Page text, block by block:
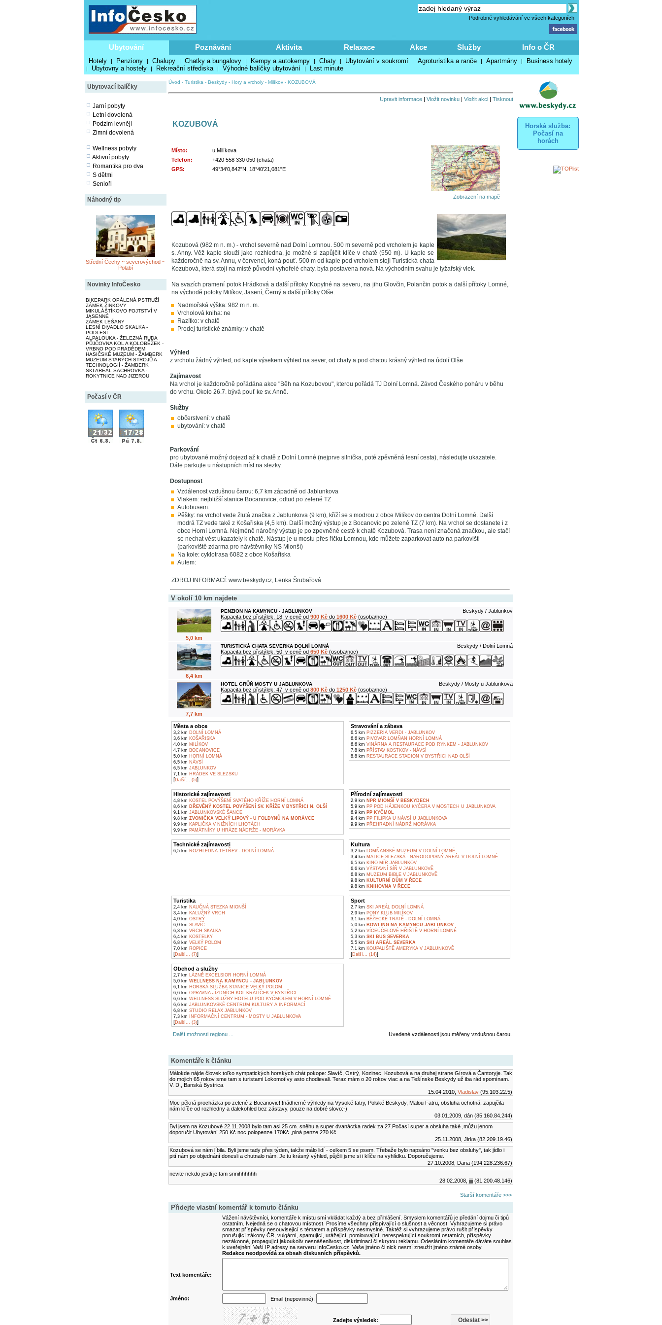
Podrobné vyhledávání ve všech kategoriích
Ubytování Poznávání Aktivita Relaxace Akce Služby Info o ČR
Hotely | Penziony | Chalupy | Chatky a bungalovy | Kempy a autokempy | Chaty | Ubytování v soukromí | Agroturistika a ranče | Apartmány | Business hotely
| Ubytovny a hostely | Rekreační střediska | Výhodné balíčky ubytování | Last minute
Ubytovací balíčky
Jarní pobyty
Letní dovolená
Podzim levněji
Zimní dovolená
Wellness pobyty
Aktivní pobyty
Romantika pro dva
S dětmi
Senioři
Náhodný tip
Střední Čechy ~ severovýchod ~
Polabí
Novinky InfoČesko
BIKEPARK OPÁLENÁ PSTRUŽÍ
ZÁMEK ŽINKOVY
MIKULÁŠTÍKOVO FOJTSTVÍ V
JASENNÉ
ZÁMEK LEŠANY
LESNÍ DIVADLO SKALKA -
PODLESÍ
ALPALOUKA - ŽELEZNÁ RUDA
PŮJČOVNA KOL A KOLOBĚŽEK -
VRBNO POD PRADĚDEM
HASIČSKÉ MUZEUM - ŽAMBERK
MUZEUM STARÝCH STROJŮ A
TECHNOLOGIÍ - ŽAMBERK
SKI AREÁL SACHROVKA -
ROKYTNICE NAD JIZEROU
Počasí v ČR
Úvod - Turistika - Beskydy- Hory a vrcholy- Milíkov- KOZUBOVÁ
Upravit informace| Vložit novinku| Vložit akci| Tisknout
KOZUBOVÁ
Místo:
u Milíkova
Telefon:
+420 558 330 050 (chata)
GPS:
49°34'0,842"N, 18°40'21,081"E
Zobrazení na mapě
Kozubová (982 m n. m.) - vrchol severně nad Dolní Lomnou. 500 m severně pod vrcholem je kaple
s. Anny. Věž kaple slouží jako rozhledna, je možné si zapůjčit klíče v chatě (550 m). U kaple se
každoročně na sv. Annu, v červenci, koná pouť. 500 m od kaple pod vrcholem stojí Turistická chata
Kozubová, která stojí na místě původní vyhořelé chaty, byla postavena nová. Na východním svahu je lyžařský vlek.
Na svazích pramení potok Hrádková a další přítoky Kopytné na severu, na jihu Glovčin, Polančin potok a další přítoky Lomné,
na východě potoky Milíkov, Jasení, Černý a další přítoky Olše.
Nadmořská výška: 982 m n. m.
Vrcholová kniha: ne
Razítko: v chatě
Prodej turistické známky: v chatě
Výhled
z vrcholu žádný výhled, od kaple výsekem výhled na sever, od chaty a pod chatou krásný výhled na údolí Olše
Zajímavost
Na vrchol je každoročně pořádána akce "Běh na Kozubovou", kterou pořádá TJ Dolní Lomná. Závod Českého poháru v běhu
do vrchu. Okolo 26.7. bývá pouť ke sv. Anně.
Služby
občerstvení: v chatě
ubytování: v chatě
Parkování
pro ubytované možný dojezd až k chatě z Dolní Lomné (nejprve silnička, poté zpěvněná lesní cesta), následujte ukazatele.
Dále parkujte u nástupních míst na stezky.
Dostupnost
Vzdálenost vzdušnou čarou: 6,7 km západně od Jablunkova
Vlakem: nejbližší stanice Bocanovice, odtud po zelené TZ
Autobusem:
Pěšky: na vrchol vede žlutá značka z Jablunkova (9 km), kříží se s modrou z obce Milíkov do centra Dolní Lomné. Další
modrá TZ vede také z Košařiska (4,5 km). Další možný výstup je z Bocanovic po zelené TZ (7 km). Na vrchol se dostanete i z
obce Horní Lomná. Nejméně náročný výstup je po zpevněné cestě k chatě Kozubová. Trasa není značená značkou, ale stačí
se nechat vést ukazately k chatě. Nástup je u mostu přes říčku Lomnou, kde můžete zaparkovat auto na parkovišti
(parkoviště zdarma pro návštěvníky NS Mionší)
Na kole: cyklotrasa 6082 z obce Košařiska
Autem:
ZDROJ INFORMACÍ: www.beskydy.cz, Lenka Šrubařová
V okolí 10 km najdete
5,0 km
PENZION NA KAMYNCU - JABLUNKOV
Beskydy / Jablunkov
Kapacita bez přistýlek: 18, v ceně od 900 Kčdo 1600 Kč(osoba/noc)
6,4 km
TURISTICKÁ CHATA SEVERKA DOLNÍ LOMNÁ
Beskydy / Dolní Lomná
Kapacita bez přistýlek: 50, v ceně od 650 Kč(osoba/noc)
7,7 km
HOTEL GRŮŇ MOSTY U JABLUNKOVA
Beskydy / Mosty u Jablunkova
Kapacita bez přistýlek: 47, v ceně od 800 Kčdo 1250 Kč(osoba/noc)
Města a obce
3,2 km DOLNÍ LOMNÁ
3,6 km KOŠAŘISKA
4,0 km MILÍKOV
4,7 km BOCANOVICE
5,0 km HORNÍ LOMNÁ
6,5 km NÁVSÍ
6,5 km JABLUNKOV
7,1 km HRÁDEK VE SLEZSKU
[Další... (5)]
Stravování a zábava
6,5 km PIZZERIA VERDI - JABLUNKOV
6,6 km PIVOVAR LOMŇAN HORNÍ LOMNÁ
6,6 km VINÁRNA A RESTAURACE POD RYNKEM - JABLUNKOV
7,8 km PŘÍSTAV KOSTKOV - NÁVSÍ
8,8 km RESTAURACE STADION V BYSTŘICI NAD OLŠÍ
Historické zajímavosti
4,8 km KOSTEL POVÝŠENÍ SVATÉHO KŘÍŽE HORNÍ LOMNÁ
8,6 km DŘEVĚNÝ KOSTEL POVÝŠENÍ SV. KŘÍŽE V BYSTŘICI N. OLŠÍ
9,1 km JABLUNKOVSKÉ ŠANCE
9,8 km ZVONIČKA VELKÝ LIPOVÝ - U FOLDYNŮ NA MORÁVCE
9,9 km KAPLIČKA V NIŽNÍCH LHOTÁCH
9,9 km PAMÁTNÍKY U HRÁZE NÁDRŽE - MORÁVKA
Přírodní zajímavosti
2,9 km NPR MIONŠÍ V BESKYDECH
5,9 km PP POD HÁJENKOU KYČERA V MOSTECH U JABLUNKOVA
6,9 km PP KYČMOL
9,4 km PP FILIPKA U NÁVSÍ U JABLUNKOVA
9,9 km PŘEHRADNÍ NÁDRŽ MORÁVKA
Technické zajímavosti
6,5 km ROZHLEDNA TETŘEV - DOLNÍ LOMNÁ
Kultura
3,2 km LOMŇANSKÉ MUZEUM V DOLNÍ LOMNÉ
3,4 km MATICE SLEZSKÁ - NÁRODOPISNÝ AREÁL V DOLNÍ LOMNÉ
6,5 km KINO MÍR JABLUNKOV
6,6 km VÝSTAVNÍ SÍŇ V JABLUNKOVĚ
6,8 km MUZEUM BIBLE V JABLUNKOVĚ
9,8 km KULTURNÍ DŮM V ŘECE
9,8 km KNIHOVNA V ŘECE
Turistika
2,4 km NAUČNÁ STEZKA MIONŠÍ
3,4 km KALUŽNÝ VRCH
4,0 km OSTRÝ
6,0 km SLAVÍČ
6,3 km VRCH SKALKA
6,4 km KOSTELKY
6,8 km VELKÝ POLOM
7,0 km ROPICE
[Další... (7)]
Sport
2,7 km SKI AREÁL DOLNÍ LOMNÁ
2,9 km PONY KLUB MILÍKOV
3,1 km BĚŽECKÉ TRATĚ - DOLNÍ LOMNÁ
5,0 km BOWLING NA KAMYNCU JABLUNKOV
5,2 km VÍCEÚČELOVÉ HŘIŠTĚ V HORNÍ LOMNÉ
5,3 km SKI BUS SEVERKA
5,5 km SKI AREÁL SEVERKA
7,1 km KOUPALIŠTĚ AMERYKA V JABLUNKOVĚ
[Další... (14)]
Obchod a služby
2,7 km LÁZNĚ EXCELSIOR HORNÍ LOMNÁ
5,0 km WELLNESS NA KAMYNCU - JABLUNKOV
6,1 km HORSKÁ SLUŽBA STANICE VELKÝ POLOM
6,6 km OPRAVNA JÍZDNÍCH KOL KRÁLÍČEK V BYSTŘICI
6,6 km WELLNESS SLUŽBY HOTELU POD KYČMOLEM V HORNÍ LOMNÉ
6,6 km JABLUNKOVSKÉ CENTRUM KULTURY A INFORMACÍ
6,8 km STUDIO RELAX JABLUNKOV
7,3 km INFORMAČNÍ CENTRUM - MOSTY U JABLUNKOVA
[Další... (3)]
Další možnosti regionu ... Uvedené vzdálenosti jsou měřeny vzdušnou čarou.
Komentáře k článku
Málokde nájde človek toľko sympatických horských chát pokope: Slavíč, Ostrý, Kozinec, Kozubová a na druhej strane Gírová a Čantoryje. Tak
do mojich 65 rokov sme tam s turistami Lokomotívy asto chodievali. Teraz mám o 20 rokov viac a na Tešínske Beskydy už iba rád spomínam.
V. D., Banská Bystrica.
15.04.2010, Vladislav(95.103.22.5)
Moc pěkná procházka po zelené z Bocanovic!!!nádherné výhledy na Vysoké tatry, Polské Beskydy, Malou Fatru, obsluha ochotná, zapujčila
nám klíče od rozhledny a dalekohled bez zástavy, pouze na dobré slovo:-)
03.01.2009, dán (85.160.84.244)
Byl jsem na Kozubové 22.11.2008 bylo tam asi 25 cm. sněhu a super dvanáctka radek za 27.Počasí super a obsluha také ,můžu jenom
doporučit.Ubytování 250 Kč.noc,polopenze 170Kč.,plná penze 270 Kč.
25.11.2008, Jirka (82.209.19.46)
Kozubová se nám líbila. Byli jsme tady přes týden, takže málo lidí - celkem 5 se psem. Třebaže bylo napsáno "venku bez obsluhy", tak jídlo i
pití nám po objednání donesli a chutnalo nám. Je tu krásný výhled, půjčili jsme si i klíče na vyhlídku. Doporučujeme.
27.10.2008, Dana (194.228.236.67)
nevite nekdo jestli je tam snnihhhhhh
28.02.2008, jjjj (81.200.48.146)
Starší komentáře >>>
Přidejte vlastní komentář k tomuto článku
Vážení návštěvníci, komentáře k místu smí vkládat každý a bez přihlášení. Smyslem komentářů je předání dojmu či tipů
ostatním. Nejedná se o chatovou místnost. Prosíme všechny přispívající o slušnost a věcnost. Vyhrazujeme si právo
smazat příspěvky nesouvisející s tématem a příspěvky nesmyslné. Taktéž si vyhrazujeme právo rušit příspěvky
porušující zákony ČR, vulgární, spamující, urážející, pomlouvající, nerespektující soukromí ostatních, příspěvky
nezákonné, propagující jakoukoliv nesnášenlivost, diskriminaci či skrytou reklamu. Odesláním komentáře dáváte souhlas
k uveřejnění Vaší IP adresy na serveru InfoCesko.cz. Vaše jméno či nick nesmí zneužít jméno známé osoby.
Redakce neodpovídá za obsah diskusních příspěvků.
Text komentáře:
Jméno: Email (nepovinné):
Zadejte výsledek:
Horská služba:
Počasí na
horách